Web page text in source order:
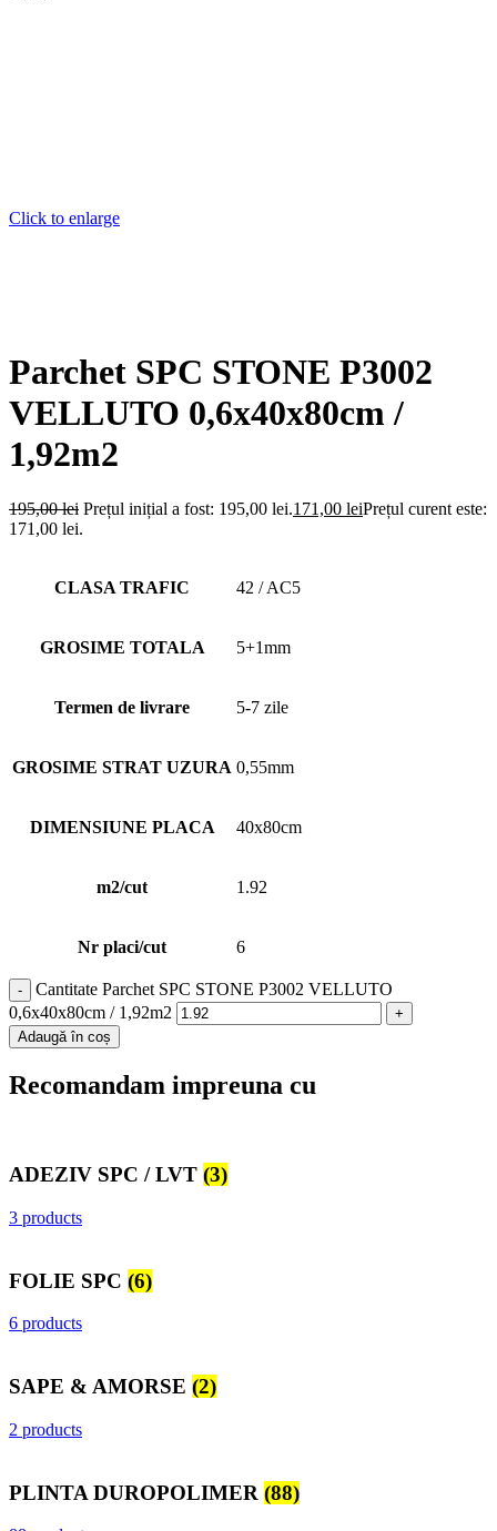
Click to enlarge
Parchet SPC STONE P3002
VELLUTO 0,6x40x80cm /
1,92m2
195,00lei Prețul inițial a fost: 195,00 lei.171,00 leiPrețul curent este:
171,00 lei.
CLASA TRAFIC 42 / AC5
GROSIME TOTALA 5+1mm
Termen de livrare 5-7 zile
GROSIME STRAT UZURA 0,55mm
DIMENSIUNE PLACA 40x80cm
m2/cut 1.92
Nr placi/cut 6
Cantitate Parchet SPC STONE P3002 VELLUTO
0,6x40x80cm / 1,92m2
Adaugă în coș
Recomandam impreuna cu
ADEZIV SPC / LVT (3)
3 products
FOLIE SPC (6)
6 products
SAPE & AMORSE (2)
2 products
PLINTA DUROPOLIMER (88)